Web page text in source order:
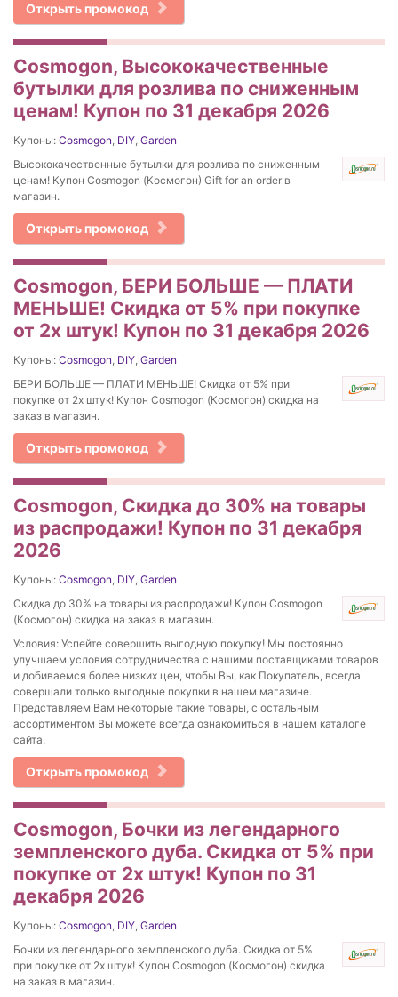
Открыть промокод
Cosmogon, Высококачественные
бутылки для розлива по сниженным
ценам! Купон по 31 декабря 2026
Купоны: Cosmogon, DIY, Garden
Высококачественные бутылки для розлива по сниженным
ценам! Купон Cosmogon (Космогон) Gift for an order в
магазин.
Открыть промокод
Cosmogon, БЕРИ БОЛЬШЕ — ПЛАТИ
МЕНЬШЕ! Скидка от 5% при покупке
от 2х штук! Купон по 31 декабря 2026
Купоны: Cosmogon, DIY, Garden
БЕРИ БОЛЬШЕ — ПЛАТИ МЕНЬШЕ! Скидка от 5% при
покупке от 2х штук! Купон Cosmogon (Космогон) скидка на
заказ в магазин.
Открыть промокод
Cosmogon, Скидка до 30% на товары
из распродажи! Купон по 31 декабря
2026
Купоны: Cosmogon, DIY, Garden
Скидка до 30% на товары из распродажи! Купон Cosmogon
(Космогон) скидка на заказ в магазин.
Условия: Успейте совершить выгодную покупку! Мы постоянно
улучшаем условия сотрудничества с нашими поставщиками товаров
и добиваемся более низких цен, чтобы Вы, как Покупатель, всегда
совершали только выгодные покупки в нашем магазине.
Представляем Вам некоторые такие товары, с остальным
ассортиментом Вы можете всегда ознакомиться в нашем каталоге
сайта.
Открыть промокод
Cosmogon, Бочки из легендарного
земпленского дуба. Скидка от 5% при
покупке от 2х штук! Купон по 31
декабря 2026
Купоны: Cosmogon, DIY, Garden
Бочки из легендарного земпленского дуба. Скидка от 5%
при покупке от 2х штук! Купон Cosmogon (Космогон) скидка
на заказ в магазин.